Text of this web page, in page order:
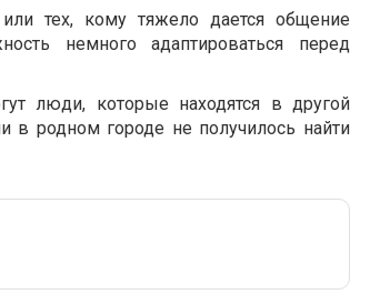
тех, кому тяжело дается общение
немного адаптироваться перед
люди, которые находятся в другой
в родном городе не получилось найти